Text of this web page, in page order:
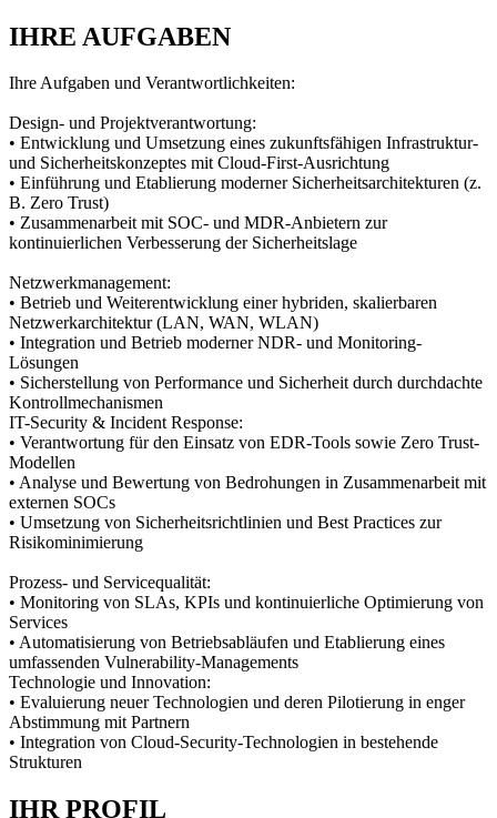
IHRE AUFGABEN
Ihre Aufgaben und Verantwortlichkeiten:
Design- und Projektverantwortung:
• Entwicklung und Umsetzung eines zukunftsfähigen Infrastruktur-
und Sicherheitskonzeptes mit Cloud-First-Ausrichtung
• Einführung und Etablierung moderner Sicherheitsarchitekturen (z.
B. Zero Trust)
• Zusammenarbeit mit SOC- und MDR-Anbietern zur
kontinuierlichen Verbesserung der Sicherheitslage
Netzwerkmanagement:
• Betrieb und Weiterentwicklung einer hybriden, skalierbaren
Netzwerkarchitektur (LAN, WAN, WLAN)
• Integration und Betrieb moderner NDR- und Monitoring-
Lösungen
• Sicherstellung von Performance und Sicherheit durch durchdachte
Kontrollmechanismen
IT-Security & Incident Response:
• Verantwortung für den Einsatz von EDR-Tools sowie Zero Trust-
Modellen
• Analyse und Bewertung von Bedrohungen in Zusammenarbeit mit
externen SOCs
• Umsetzung von Sicherheitsrichtlinien und Best Practices zur
Risikominimierung
Prozess- und Servicequalität:
• Monitoring von SLAs, KPIs und kontinuierliche Optimierung von
Services
• Automatisierung von Betriebsabläufen und Etablierung eines
umfassenden Vulnerability-Managements
Technologie und Innovation:
• Evaluierung neuer Technologien und deren Pilotierung in enger
Abstimmung mit Partnern
• Integration von Cloud-Security-Technologien in bestehende
Strukturen
IHR PROFIL